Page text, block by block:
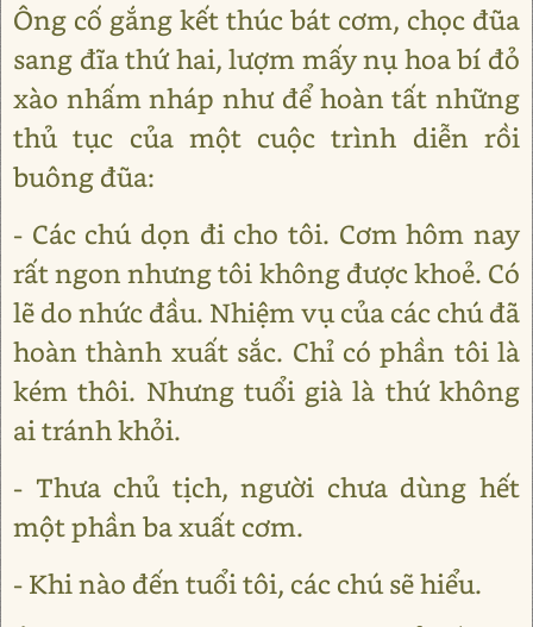
Ông cố gắng kết thúc bát cơm, chọc đũa
sang đĩa thứ hai, lượm mấy nụ hoa bí đỏ
xào nhấm nháp như để hoàn tất những
thủ tục của một cuộc trình diễn rồi
buông đũa:
- Các chú dọn đi cho tôi. Cơm hôm nay
rất ngon nhưng tôi không được khoẻ. Có
lẽ do nhức đầu. Nhiệm vụ của các chú đã
hoàn thành xuất sắc. Chỉ có phần tôi là
kém thôi. Nhưng tuổi già là thứ không
ai tránh khỏi.
- Thưa chủ tịch, người chưa dùng hết
một phần ba xuất cơm.
- Khi nào đến tuổi tôi, các chú sẽ hiểu.